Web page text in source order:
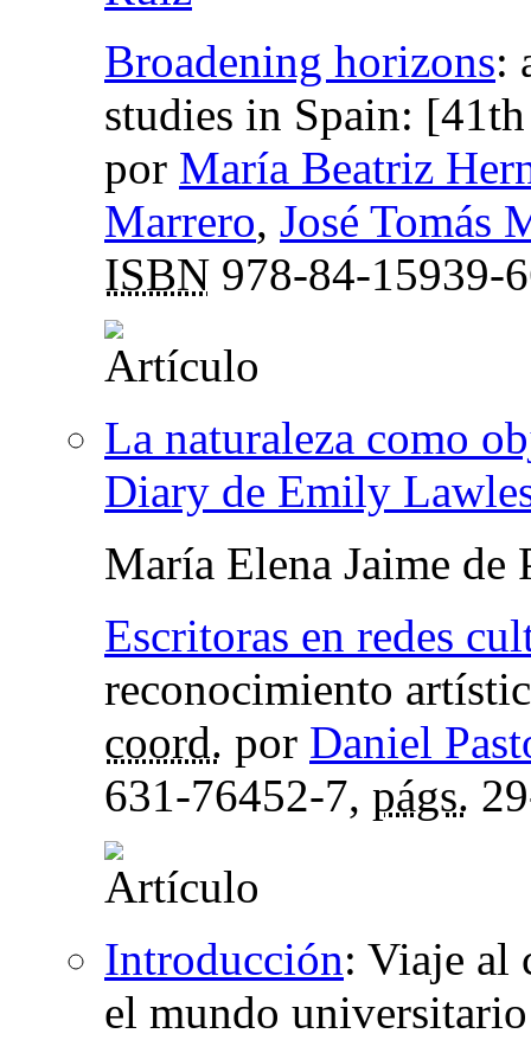
Broadening horizons:
studies in Spain:
por María Beatriz
Marrero, José Tomás
ISBN 978-84-15939-
La naturaleza como
Diary de Emily
María Elena Jaime de
Escritoras en redes
reconocimiento
coord. por Daniel
631-76452-7, págs.
Introducción: Viaje al
el mundo universitario